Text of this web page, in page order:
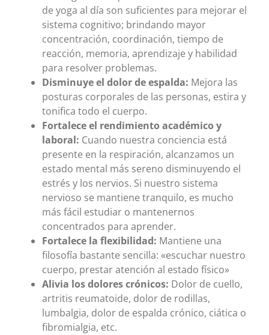
de yoga al día son suficientes para mejorar el
sistema cognitivo; brindando mayor
concentración, coordinación, tiempo de
reacción, memoria, aprendizaje y habilidad
para resolver problemas.
Disminuye el dolor de espalda: Mejora las
posturas corporales de las personas, estira y
tonifica todo el cuerpo.
Fortalece el rendimiento académico y
laboral: Cuando nuestra conciencia está
presente en la respiración, alcanzamos un
estado mental más sereno disminuyendo el
estrés y los nervios. Si nuestro sistema
nervioso se mantiene tranquilo, es mucho
más fácil estudiar o mantenernos
concentrados para aprender.
Fortalece la flexibilidad: Mantiene una
filosofía bastante sencilla: «escuchar nuestro
cuerpo, prestar atención al estado físico»
Alivia los dolores crónicos: Dolor de cuello,
artritis reumatoide, dolor de rodillas,
lumbalgia, dolor de espalda crónico, ciática o
fibromialgia, etc.